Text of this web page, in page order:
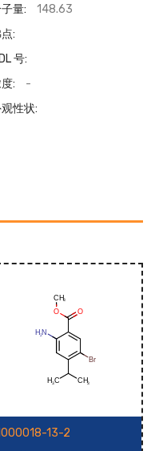
量:
148.63
:
号:
:
-
性状:
13-2